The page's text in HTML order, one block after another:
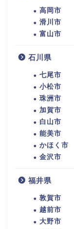
高岡市
滑川市
富山市
石川県
七尾市
小松市
珠洲市
加賀市
白山市
能美市
かほく市
金沢市
福井県
敦賀市
越前市
大野市